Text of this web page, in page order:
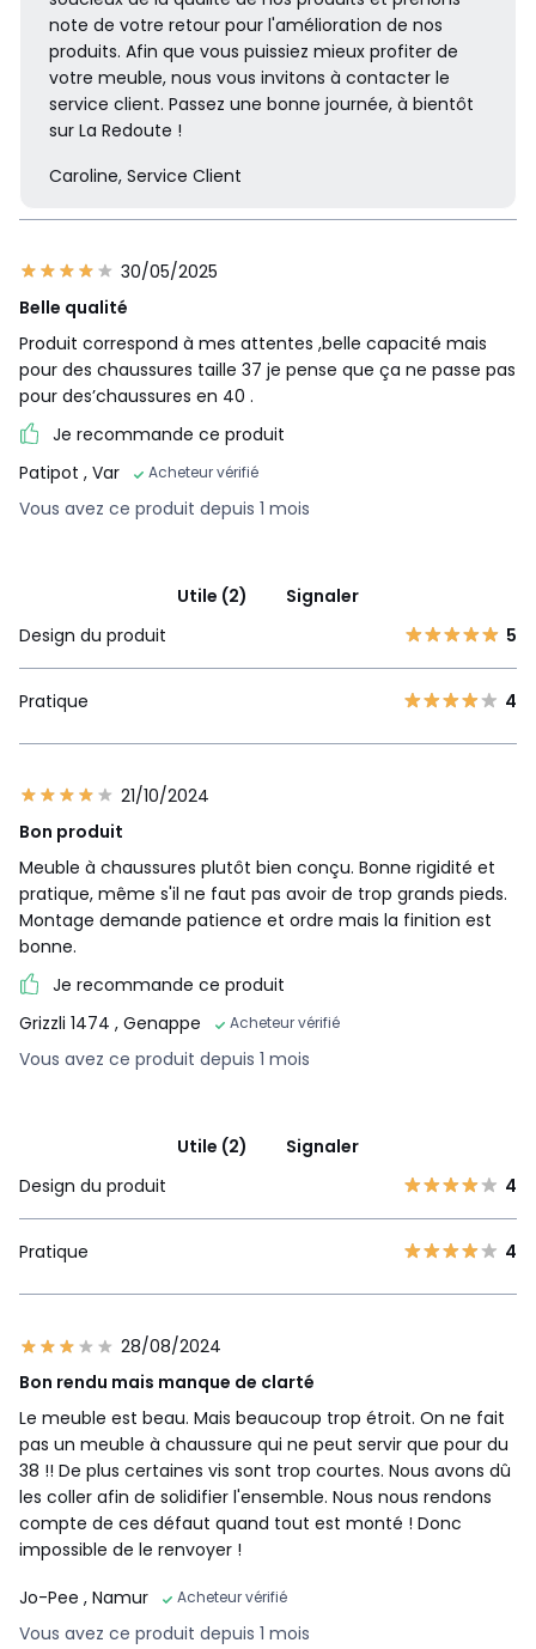
note de votre retour pour l'amélioration de nos
produits. Afin que vous puissiez mieux profiter de
votre meuble, nous vous invitons à contacter le
service client. Passez une bonne journée, à bientôt
sur La Redoute !
Caroline, Service Client
30/05/2025
Belle qualité
Produit correspond à mes attentes ,belle capacité mais
pour des chaussures taille 37 je pense que ça ne passe pas
pour des’chaussures en 40 .
Je recommande ce produit
Patipot , Var Acheteur vérifié
Vous avez ce produit depuis 1 mois
Utile (2)
Signaler
Design du produit
5
Pratique 4
21/10/2024
Bon produit
Meuble à chaussures plutôt bien conçu. Bonne rigidité et
pratique, même s'il ne faut pas avoir de trop grands pieds.
Montage demande patience et ordre mais la finition est
bonne.
Je recommande ce produit
Grizzli 1474 , Genappe Acheteur vérifié
Vous avez ce produit depuis 1 mois
Utile (2)
Signaler
Design du produit
4
Pratique 4
28/08/2024
Bon rendu mais manque de clarté
Le meuble est beau. Mais beaucoup trop étroit. On ne fait
pas un meuble à chaussure qui ne peut servir que pour du
38 !! De plus certaines vis sont trop courtes. Nous avons dû
les coller afin de solidifier l'ensemble. Nous nous rendons
compte de ces défaut quand tout est monté ! Donc
impossible de le renvoyer !
Jo-Pee , Namur Acheteur vérifié
Vous avez ce produit depuis 1 mois